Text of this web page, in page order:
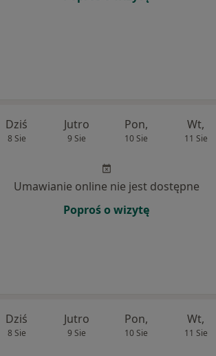
Dziś
8 Sie
Jutro
9 Sie
Pon,
10 Sie
Wt,
11 Sie
Umawianie online nie jest dostępne
Poproś o wizytę
Dziś
8 Sie
Jutro
9 Sie
Pon,
10 Sie
Wt,
11 Sie